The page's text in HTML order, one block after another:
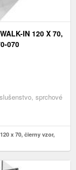
IN 120 X 70,
070
sprchové
x 70, čierny vzor,